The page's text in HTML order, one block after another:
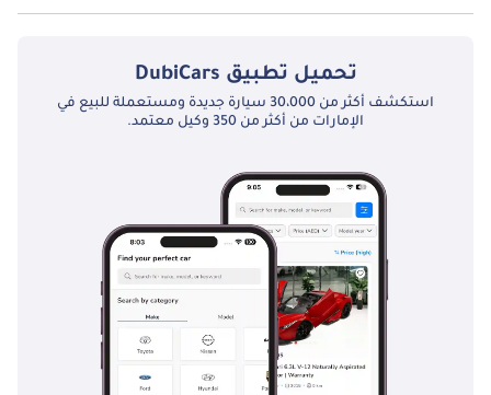
تبلغ سعة خزان الوقود في كيا نيرو TBD.
تحميل تطبيق DubiCars
استكشف أكثر من 30،000 سيارة جديدة ومستعملة للبيع في
الإمارات من أكثر من 350 وكيل معتمد.